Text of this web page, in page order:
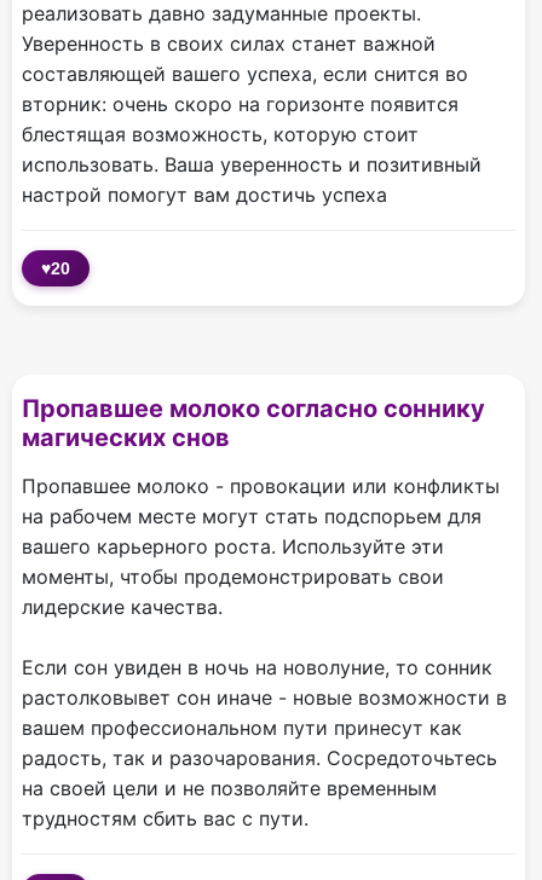
реализовать давно задуманные проекты.
Уверенность в своих силах станет важной
составляющей вашего успеха, если снится во
вторник: очень скоро на горизонте появится
блестящая возможность, которую стоит
использовать. Ваша уверенность и позитивный
настрой помогут вам достичь успеха
♥20
Пропавшее молоко согласно соннику
магических снов
Пропавшее молоко - провокации или конфликты
на рабочем месте могут стать подспорьем для
вашего карьерного роста. Используйте эти
моменты, чтобы продемонстрировать свои
лидерские качества.
Если сон увиден в ночь на новолуние, то сонник
растолковывет сон иначе - новые возможности в
вашем профессиональном пути принесут как
радость, так и разочарования. Сосредоточьтесь
на своей цели и не позволяйте временным
трудностям сбить вас с пути.